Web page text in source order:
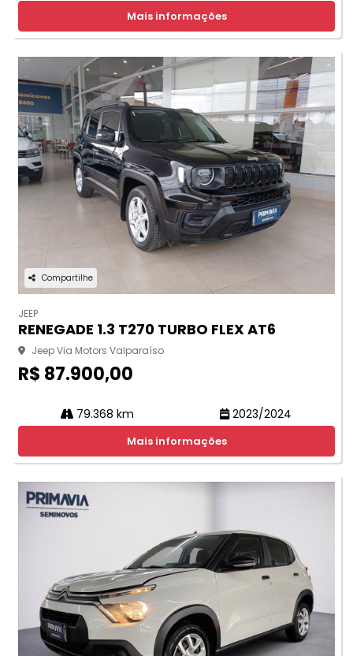
Mais informações
Compartilhe
JEEP
RENEGADE 1.3 T270 TURBO FLEX AT6
Jeep Via Motors Valparaíso
R$ 87.900,00
79.368 km 2023/2024
Mais informações